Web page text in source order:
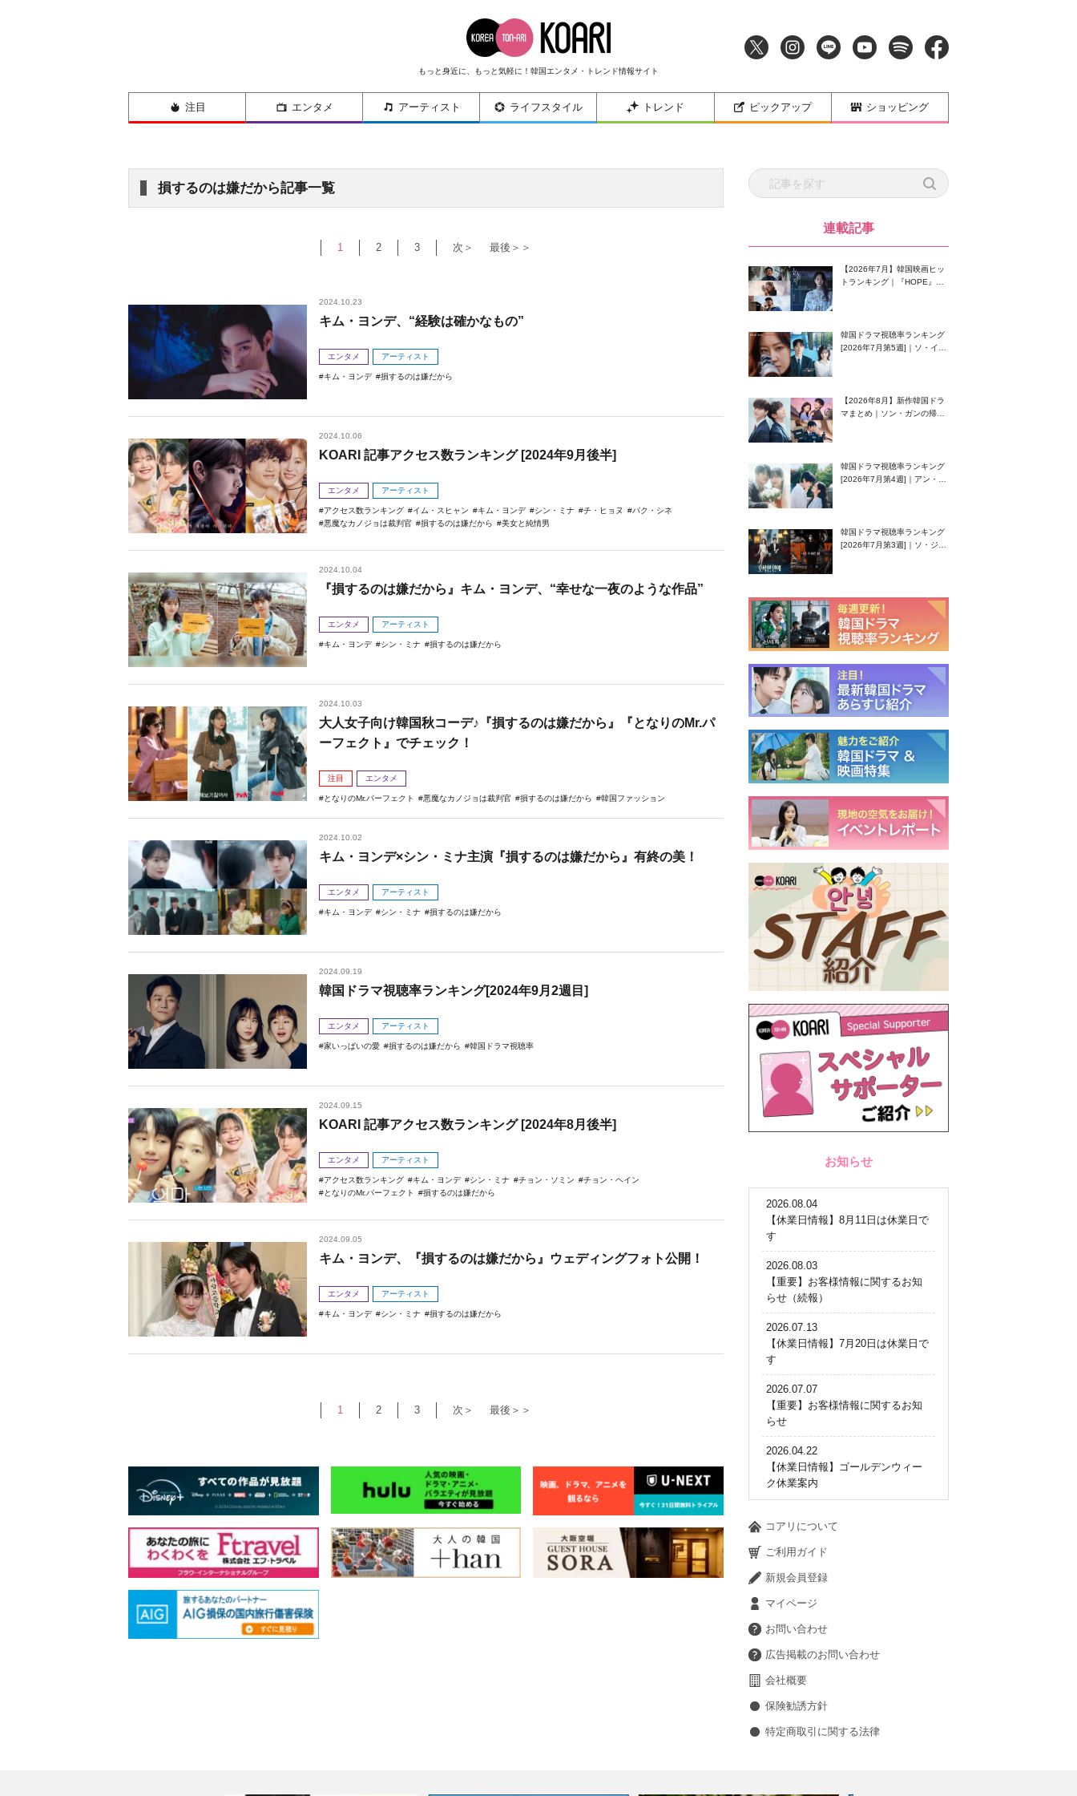
もっと身近に、もっと気軽に！韓国エンタメ・トレンド情報サイト
注目 エンタメ アーティスト ライフスタイル トレンド ピックアップ ショッピング
損するのは嫌だから記事一覧
1 2 3 次＞ 最後＞＞
2024.10.23
キム・ヨンデ、“経験は確かなもの”
エンタメ アーティスト
キム・ヨンデ 損するのは嫌だから
2024.10.06
KOARI 記事アクセス数ランキング [2024年9月後半]
エンタメ アーティスト
アクセス数ランキング イム・スヒャン キム・ヨンデ シン・ミナ チ・ヒョヌ
パク・シネ
悪魔なカノジョは裁判官
損するのは嫌だから 美女と純情男
2024.10.04
『損するのは嫌だから』キム・ヨンデ、“幸せな一夜のような作品”
エンタメ アーティスト
キム・ヨンデ シン・ミナ 損するのは嫌だから
2024.10.03
大人女子向け韓国秋コーデ♪『損するのは嫌だから』『となりのMr.パ
ーフェクト』でチェック！
注目 エンタメ
となりのMr.パーフェクト 悪魔なカノジョは裁判官 損するのは嫌だから 韓国ファッション
2024.10.02
キム・ヨンデ×シン・ミナ主演『損するのは嫌だから』有終の美！
エンタメ アーティスト
キム・ヨンデ シン・ミナ 損するのは嫌だから
2024.09.19
韓国ドラマ視聴率ランキング[2024年9月2週目]
エンタメ アーティスト
家いっぱいの愛 損するのは嫌だから 韓国ドラマ視聴率
2024.09.15
KOARI 記事アクセス数ランキング [2024年8月後半]
エンタメ アーティスト
アクセス数ランキング キム・ヨンデ シン・ミナ チョン・ソミン
チョン・ヘイン
となりのMr.パーフェクト
損するのは嫌だから
2024.09.05
キム・ヨンデ、『損するのは嫌だから』ウェディングフォト公開！
エンタメ アーティスト
キム・ヨンデ シン・ミナ 損するのは嫌だから
1 2 3 次＞ 最後＞＞
連載記事
【2026年7月】韓国映画ヒッ
トランキング｜『HOPE』が
韓国ドラマ視聴率ランキング
[2026年7月第5週]｜ソ・イン
【2026年8月】新作韓国ドラ
マまとめ｜ソン・ガンの帰
韓国ドラマ視聴率ランキング
[2026年7月第4週]｜アン・ヒ
韓国ドラマ視聴率ランキング
[2026年7月第3週]｜ソ・ジソ
お知らせ
2026.08.04
【休業日情報】8月11日は休業日で
す
2026.08.03
【重要】お客様情報に関するお知
らせ（続報）
2026.07.13
【休業日情報】7月20日は休業日で
す
2026.07.07
【重要】お客様情報に関するお知
らせ
2026.04.22
【休業日情報】ゴールデンウィー
ク休業案内
コアリについて
ご利用ガイド
新規会員登録
マイページ
お問い合わせ
広告掲載のお問い合わせ
会社概要
保険勧誘方針
特定商取引に関する法律